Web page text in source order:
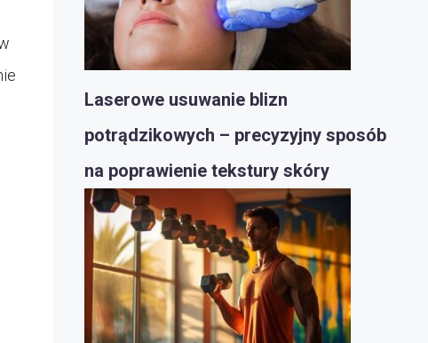
Laserowe usuwanie blizn
potrądzikowych – precyzyjny sposób
na poprawienie tekstury skóry